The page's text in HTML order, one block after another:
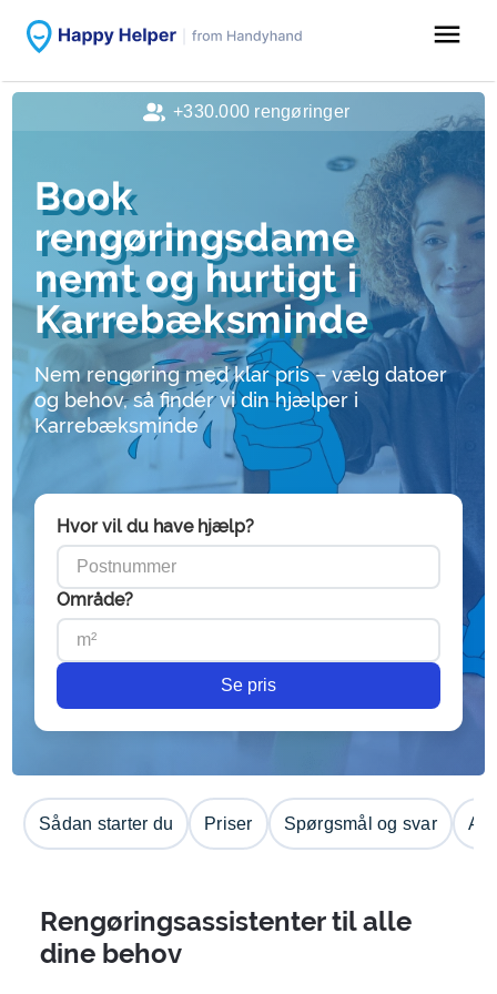
menu
Book
rengøringsdame
nemt og hurtigt i
Karrebæksminde
Nem rengøring med klar pris – vælg datoer
og behov, så finder vi din hjælper i
Karrebæksminde
Hvor vil du have hjælp?
Område?
Se pris
Sådan starter du Priser Spørgsmål og svar
Rengøringsassistenter til alle
dine behov
+330.000 rengøringer